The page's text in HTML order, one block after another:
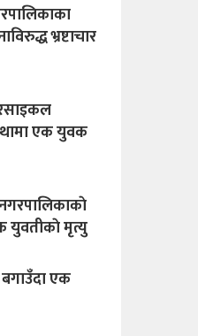
भ्रष्टाचार
एक युवक
युवतीकाे मृत्यु
एक